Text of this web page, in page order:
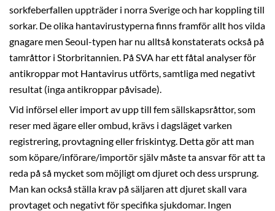
sorkfeberfallen uppträder i norra Sverige och har koppling till
sorkar. De olika hantavirustyperna finns framför allt hos vilda
gnagare men Seoul-typen har nu alltså konstaterats också på
tamråttor i Storbritannien. På SVA har ett fåtal analyser för
antikroppar mot Hantavirus utförts, samtliga med negativt
resultat (inga antikroppar påvisade).
Vid införsel eller import av upp till fem sällskapsråttor, som
reser med ägare eller ombud, krävs i dagsläget varken
registrering, provtagning eller friskintyg. Detta gör att man
som köpare/införare/importör själv måste ta ansvar för att ta
reda på så mycket som möjligt om djuret och dess ursprung.
Man kan också ställa krav på säljaren att djuret skall vara
provtaget och negativt för specifika sjukdomar. Ingen